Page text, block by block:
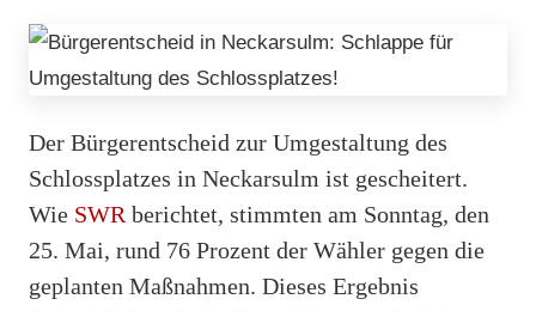
Der Bürgerentscheid zur Umgestaltung des
Schlossplatzes in Neckarsulm ist gescheitert.
Wie SWR berichtet, stimmten am Sonntag, den
25. Mai, rund 76 Prozent der Wähler gegen die
geplanten Maßnahmen. Dieses Ergebnis